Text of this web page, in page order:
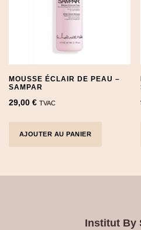
MOUSSE ÉCLAIR DE PEAU –
SAMPAR
29,00 € TVAC
AJOUTER AU PANIER
Institut By